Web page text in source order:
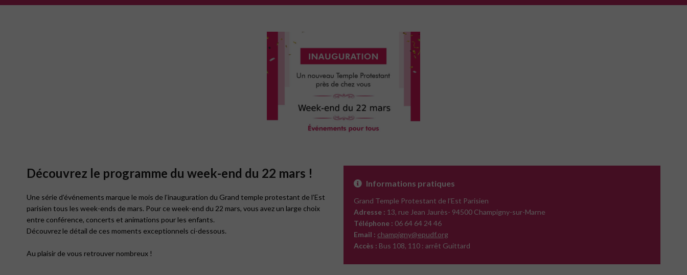
Informations pratiques
Grand Temple Protestant de l’Est Parisien
Adresse : 13, rue Jean Jaurès- 94500 Champigny-sur-Marne
Téléphone : 06 64 64 24 46
Email : champigny@epudf.org
Accès : Bus 108, 110 : arrêt Guittard
Découvrez le programme du week-end du 22 mars !
Une série d’événements marque le mois de l’inauguration du Grand temple protestant de l’Est
parisien tous les week-ends de mars. Pour ce week-end du 22 mars, vous avez un large choix
entre conférence, concerts et animations pour les enfants.
Découvrez le détail de ces moments exceptionnels ci-dessous.
Au plaisir de vous retrouver nombreux !